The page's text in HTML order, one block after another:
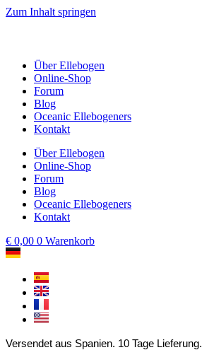
Zum Inhalt springen
Über Ellebogen
Online-Shop
Forum
Blog
Oceanic Ellebogeners
Kontakt
Über Ellebogen
Online-Shop
Forum
Blog
Oceanic Ellebogeners
Kontakt
€ 0,00 0 Warenkorb
Versendet aus Spanien. 10 Tage Lieferung.